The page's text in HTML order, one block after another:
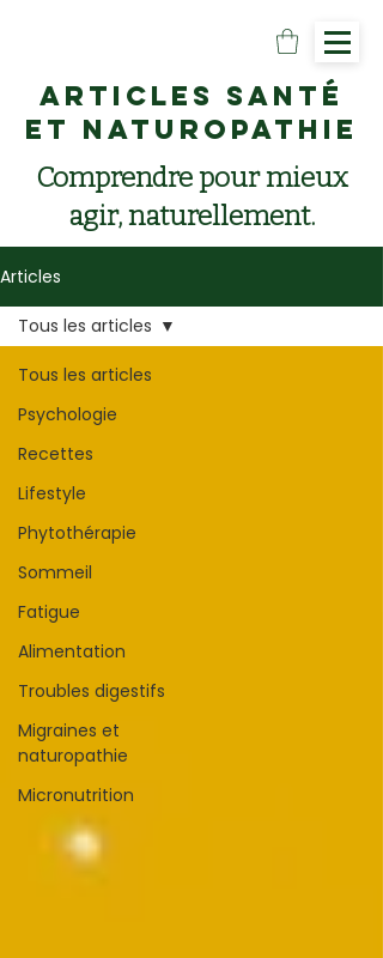
Articles santé
et naturopathie
Comprendre pour mieux
agir, naturellement.
Articles
Tous les articles
Psychologie
Recettes
Lifestyle
Phytothérapie
Sommeil
Fatigue
Alimentation
Troubles digestifs
Migraines et
naturopathie
Micronutrition
Tous les articles